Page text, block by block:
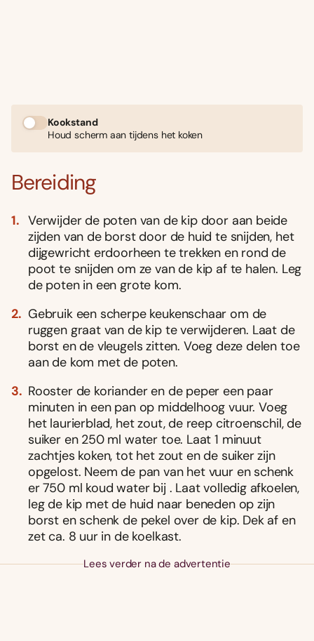
Kookstand
Houd scherm aan tijdens het koken
Bereiding
Verwijder de poten van de kip door aan beide
zijden van de borst door de huid te snijden, het
dijgewricht erdoorheen te trekken en rond de
poot te snijden om ze van de kip af te halen. Leg
de poten in een grote kom.
Gebruik een scherpe keukenschaar om de
ruggen graat van de kip te verwijderen. Laat de
borst en de vleugels zitten. Voeg deze delen toe
aan de kom met de poten.
Rooster de koriander en de peper een paar
minuten in een pan op middelhoog vuur. Voeg
het laurierblad, het zout, de reep citroenschil, de
suiker en 250 ml water toe. Laat 1 minuut
zachtjes koken, tot het zout en de suiker zijn
opgelost. Neem de pan van het vuur en schenk
er 750 ml koud water bij . Laat volledig afkoelen,
leg de kip met de huid naar beneden op zijn
borst en schenk de pekel over de kip. Dek af en
zet ca. 8 uur in de koelkast.
Lees verder na de advertentie